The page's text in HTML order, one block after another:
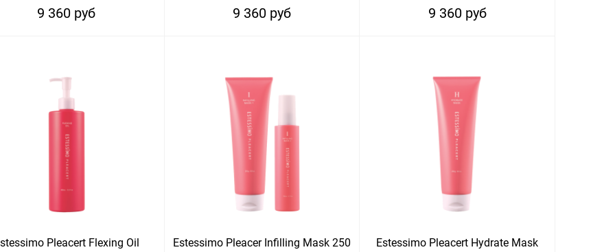
9 360 руб 9 360 руб 9 360 руб
Pleacert Flexing Oil
Estessimo Pleacer Infilling Mask 250
Estessimo Pleacert Hydrate Mask